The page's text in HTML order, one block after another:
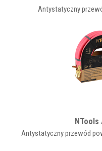
Antystatyczny
NTools
Antystatyczny przewód